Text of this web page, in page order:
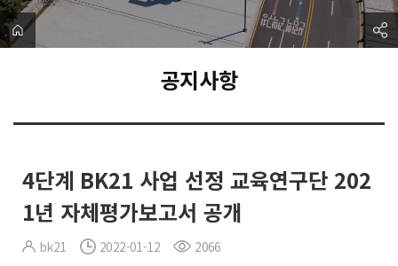
공지사항
4단계 BK21 사업 선정 교육연구단 202
1년 자체평가보고서 공개
bk21 2022-01-12 2066